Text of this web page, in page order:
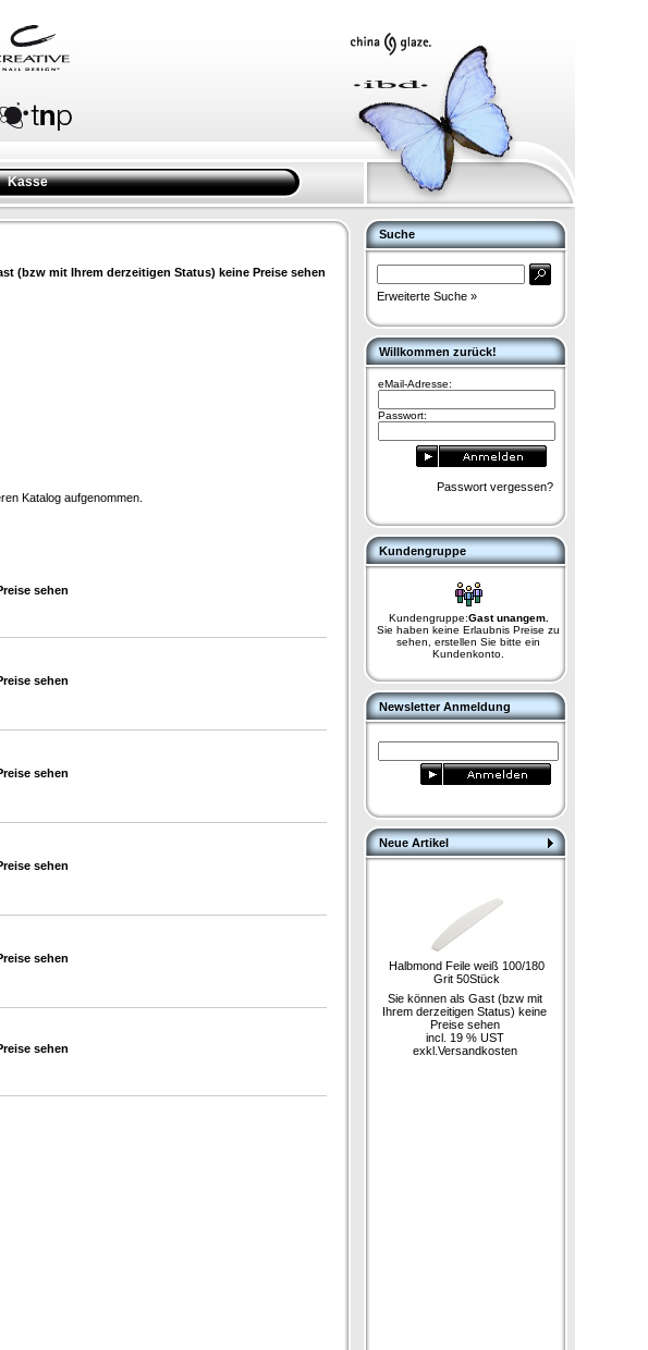
Kasse
(bzw mit Ihrem derzeitigen Status) keine Preise sehen
Katalog aufgenommen.
sehen
sehen
sehen
sehen
sehen
sehen
Suche
Erweiterte Suche »
Willkommen zurück!
eMail-Adresse:
Passwort:
Passwort vergessen?
Kundengruppe
Kundengruppe:Gast unangem.
Sie haben keine Erlaubnis Preise zu
sehen, erstellen Sie bitte ein
Kundenkonto.
Newsletter Anmeldung
Neue Artikel
Halbmond Feile weiß 100/180
Grit 50Stück
Sie können als Gast (bzw mit
Ihrem derzeitigen Status) keine
Preise sehen
incl. 19 % UST
exkl. Versandkosten